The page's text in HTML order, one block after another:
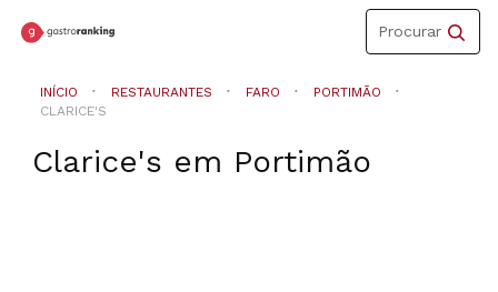
Toggle
navigation
Procurar
INÍCIO RESTAURANTES FARO
PORTIMÃO
CLARICE'S
Clarice's em Portimão